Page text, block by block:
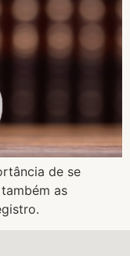
de se
as